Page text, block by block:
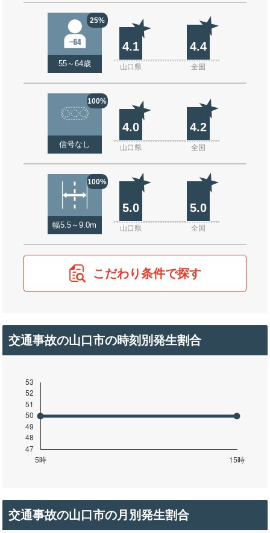
25%
55～64歳
4.1 4.4
山口県 全国
100%
信号なし
4.0 4.2
山口県 全国
100%
幅5.5～9.0m
5.0 5.0
山口県 全国
こだわり条件で探す
交通事故の山口市の時刻別発生割合
交通事故の山口市の月別発生割合